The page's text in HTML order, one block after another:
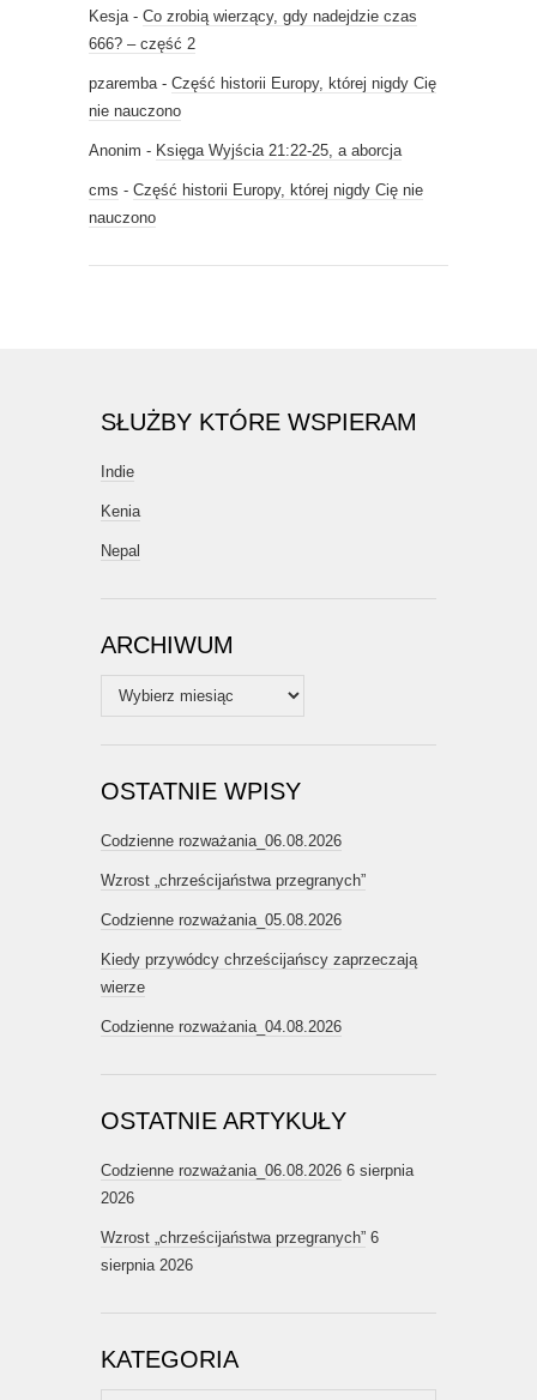
Kesja- Co zrobią wierzący, gdy nadejdzie czas
666? – część 2
pzaremba- Część historii Europy, której nigdy Cię
nie nauczono
Anonim - Księga Wyjścia 21:22-25, a aborcja
cms - Część historii Europy, której nigdy Cię nie
nauczono
SŁUŻBY KTÓRE WSPIERAM
Indie
Kenia
Nepal
ARCHIWUM
Archiwum
OSTATNIE WPISY
Codzienne rozważania_06.08.2026
Wzrost „chrześcijaństwa przegranych”
Codzienne rozważania_05.08.2026
Kiedy przywódcy chrześcijańscy zaprzeczają
wierze
Codzienne rozważania_04.08.2026
OSTATNIE ARTYKUŁY
Codzienne rozważania_06.08.2026 6 sierpnia
2026
Wzrost „chrześcijaństwa przegranych” 6
sierpnia 2026
KATEGORIA